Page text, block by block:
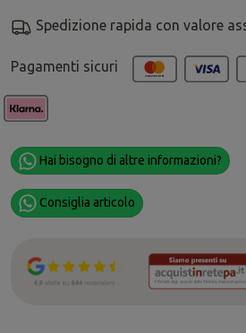
Spedizione rapida con valore
Pagamenti sicuri
Hai bisogno di altre informazioni?
Consiglia articolo